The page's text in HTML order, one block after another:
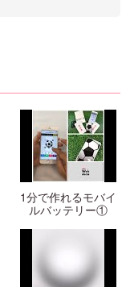
1分で作れるモバイ
ルバッテリー①